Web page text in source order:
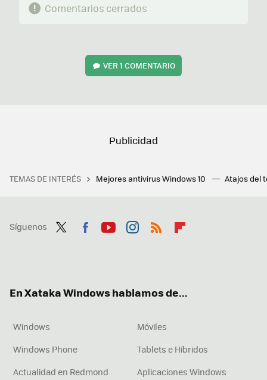
Comentarios cerrados
VER1 COMENTARIO
TEMAS DE INTERÉS Mejores antivirus Windows 10 Atajos del
Síguenos
En Xataka Windows hablamos de...
Windows
Móviles
Windows Phone
Tablets e Híbridos
Actualidad en Redmond
Aplicaciones Windows